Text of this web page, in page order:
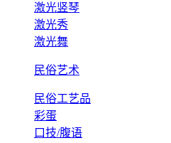
激光竖琴
激光秀
激光舞
民俗艺术
民俗工艺品
彩蛋
口技/腹语